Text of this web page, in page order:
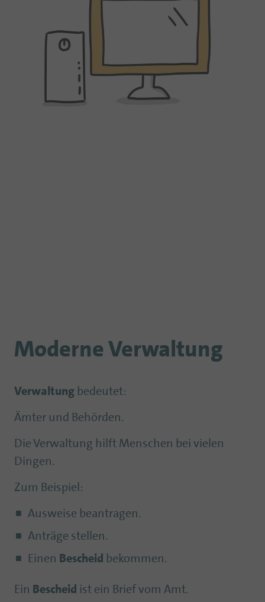
Moderne Verwaltung
Verwaltung bedeutet:
Ämter und Behörden.
Die Verwaltung hilft Menschen bei vielen
Dingen.
Zum Beispiel:
Ausweise beantragen.
Anträge stellen.
Einen Bescheid bekommen.
Ein Bescheid ist ein Brief vom Amt.